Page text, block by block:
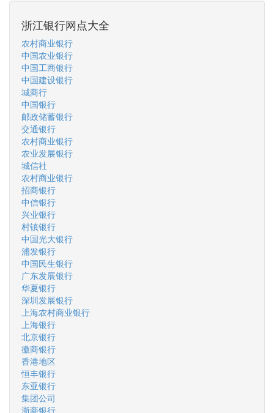
浙江银行网点大全
农村商业银行
中国农业银行
中国工商银行
中国建设银行
城商行
中国银行
邮政储蓄银行
交通银行
农村商业银行
农业发展银行
城信社
农村商业银行
招商银行
中信银行
兴业银行
村镇银行
中国光大银行
浦发银行
中国民生银行
广东发展银行
华夏银行
深圳发展银行
上海农村商业银行
上海银行
北京银行
徽商银行
香港地区
恒丰银行
东亚银行
集团公司
浙商银行